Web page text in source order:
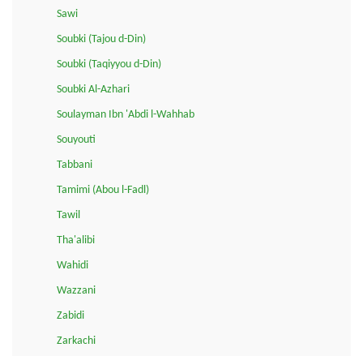
Sawi
Soubki (Tajou d-Din)
Soubki (Taqiyyou d-Din)
Soubki Al-Azhari
Soulayman Ibn 'Abdi l-Wahhab
Souyouti
Tabbani
Tamimi (Abou l-Fadl)
Tawil
Tha'alibi
Wahidi
Wazzani
Zabidi
Zarkachi